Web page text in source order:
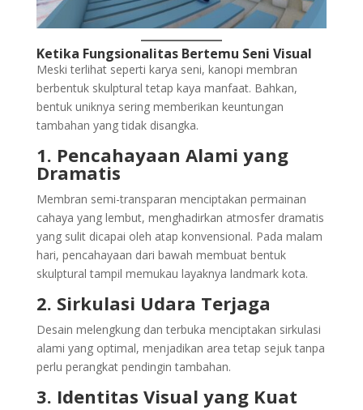
Ketika Fungsionalitas Bertemu Seni Visual
Meski terlihat seperti karya seni, kanopi membran
berbentuk skulptural tetap kaya manfaat. Bahkan,
bentuk uniknya sering memberikan keuntungan
tambahan yang tidak disangka.
1. Pencahayaan Alami yang
Dramatis
Membran semi-transparan menciptakan permainan
cahaya yang lembut, menghadirkan atmosfer dramatis
yang sulit dicapai oleh atap konvensional. Pada malam
hari, pencahayaan dari bawah membuat bentuk
skulptural tampil memukau layaknya landmark kota.
2. Sirkulasi Udara Terjaga
Desain melengkung dan terbuka menciptakan sirkulasi
alami yang optimal, menjadikan area tetap sejuk tanpa
perlu perangkat pendingin tambahan.
3. Identitas Visual yang Kuat